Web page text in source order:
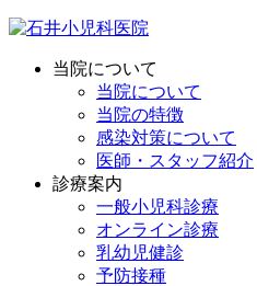
当院について
当院について
当院の特徴
感染対策について
医師・スタッフ紹介
診療案内
一般小児科診療
オンライン診療
乳幼児健診
予防接種